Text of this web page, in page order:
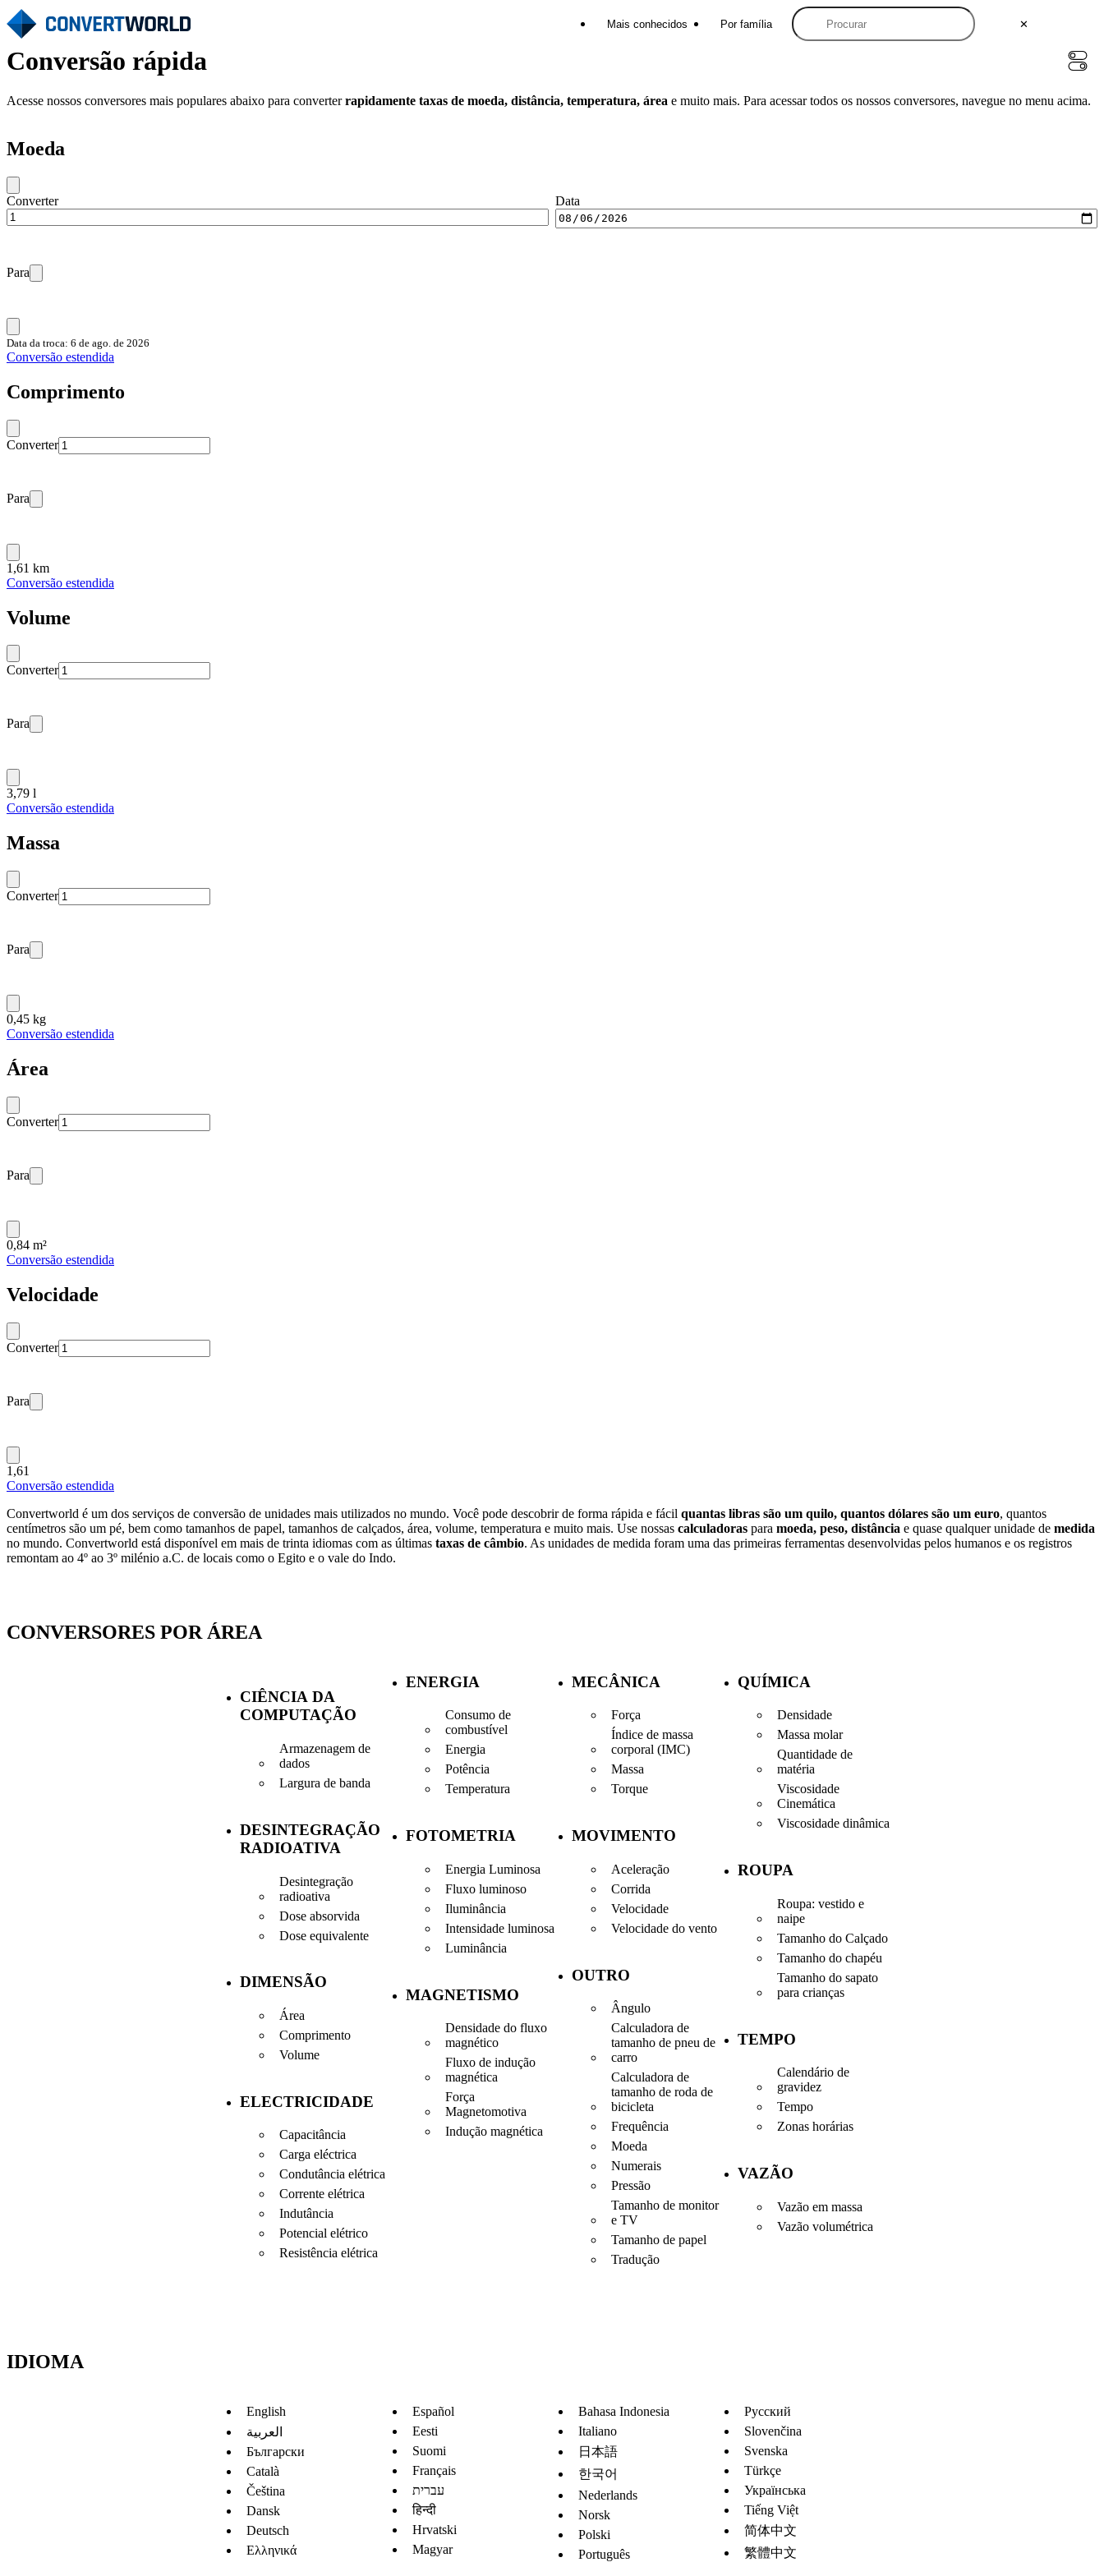
✕
Mais conhecidos Por família
Conversão rápida
Acesse nossos conversores mais populares abaixo para converterrapidamente taxas de moeda, distância, temperatura, área e muito mais. Para acessar todos os nossos conversores, navegue no menu acima.
Moeda
Converter Data
Para
Data da troca: 6 de ago. de 2026
Conversão estendida
Comprimento
Converter
Para
1,61 km
Conversão estendida
Volume
Converter
Para
3,79 l
Conversão estendida
Massa
Converter
Para
0,45 kg
Conversão estendida
Área
Converter
Para
0,84 m²
Conversão estendida
Velocidade
Converter
Para
1,61
Conversão estendida
Convertworld é um dos serviços de conversão de unidades mais utilizados no mundo. Você pode descobrir de forma rápida e fácil quantas libras são um quilo, quantos dólares são um euro, quantos
centímetros são um pé, bem como tamanhos de papel, tamanhos de calçados, área, volume, temperatura e muito mais. Use nossas calculadoras para moeda, peso, distância e quase qualquer unidade de medida
no mundo. Convertworld está disponível em mais de trinta idiomas com as últimas taxas de câmbio. As unidades de medida foram uma das primeiras ferramentas desenvolvidas pelos humanos e os registros
remontam ao 4º ao 3º milénio a.C. de locais como o Egito e o vale do Indo.
CONVERSORES POR ÁREA
CIÊNCIA DA
COMPUTAÇÃO
Armazenagem de
dados
Largura de banda
DESINTEGRAÇÃO
RADIOATIVA
Desintegração
radioativa
Dose absorvida
Dose equivalente
DIMENSÃO
Área
Comprimento
Volume
ELECTRICIDADE
Capacitância
Carga eléctrica
Condutância elétrica
Corrente elétrica
Indutância
Potencial elétrico
Resistência elétrica
ENERGIA
Consumo de
combustível
Energia
Potência
Temperatura
FOTOMETRIA
Energia Luminosa
Fluxo luminoso
Iluminância
Intensidade luminosa
Luminância
MAGNETISMO
Densidade do fluxo
magnético
Fluxo de indução
magnética
Força
Magnetomotiva
Indução magnética
MECÂNICA
Força
Índice de massa
corporal (IMC)
Massa
Torque
MOVIMENTO
Aceleração
Corrida
Velocidade
Velocidade do vento
OUTRO
Ângulo
Calculadora de
tamanho de pneu de
carro
Calculadora de
tamanho de roda de
bicicleta
Frequência
Moeda
Numerais
Pressão
Tamanho de monitor
e TV
Tamanho de papel
Tradução
QUÍMICA
Densidade
Massa molar
Quantidade de
matéria
Viscosidade
Cinemática
Viscosidade dinâmica
ROUPA
Roupa: vestido e
naipe
Tamanho do Calçado
Tamanho do chapéu
Tamanho do sapato
para crianças
TEMPO
Calendário de
gravidez
Tempo
Zonas horárias
VAZÃO
Vazão em massa
Vazão volumétrica
IDIOMA
English
العربية
Български
Català
Čeština
Dansk
Deutsch
Ελληνικά
Español
Eesti
Suomi
Français
עברית
हिन्दी
Hrvatski
Magyar
Bahasa Indonesia
Italiano
日本語
한국어
Nederlands
Norsk
Polski
Português
Русский
Slovenčina
Svenska
Türkçe
Украïнська
Tiếng Việt
简体中文
繁體中文